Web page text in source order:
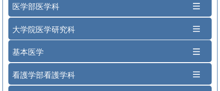
医学部医学科
大学院医学研究科
基本医学
看護学部看護学科